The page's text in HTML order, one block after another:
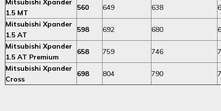
Mitsubishi Xpander
1.5 MT
560 649 638
Mitsubishi Xpander
1.5 AT
598 692 680
Mitsubishi Xpander
1.5 AT Premium
658 759 746
Mitsubishi Xpander
Cross
698 804 790